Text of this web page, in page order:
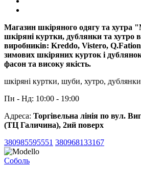
Магазин шкіряного одягу та
шкіряні куртки, дублянки та хутро
виробників: Kreddo, Vistero,
зимових шкіряних курток і
фасон та високу якість.
шкіряні куртки, шуби, хутро, дублянки
Пн - Нд: 10:00 - 19:00
Адреса: Торгівельна лінія по вул.
(ТЦ Галичина), 2ий поверх
380985595551 380968133167
Соболь